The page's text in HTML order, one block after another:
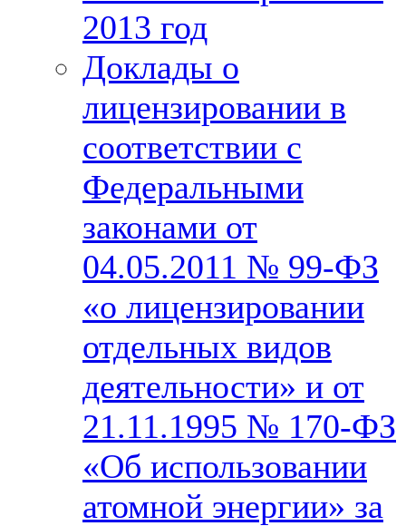
2013 год
Доклады о
лицензировании в
соответствии с
Федеральными
законами от
04.05.2011 № 99-ФЗ
«о лицензировании
отдельных видов
деятельности» и от
21.11.1995 № 170-ФЗ
«Об использовании
атомной энергии» за